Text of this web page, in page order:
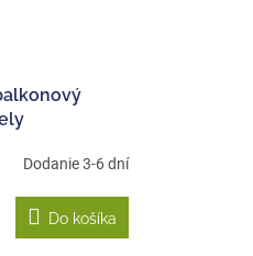
Dodanie 3-6 dní
Do košíka